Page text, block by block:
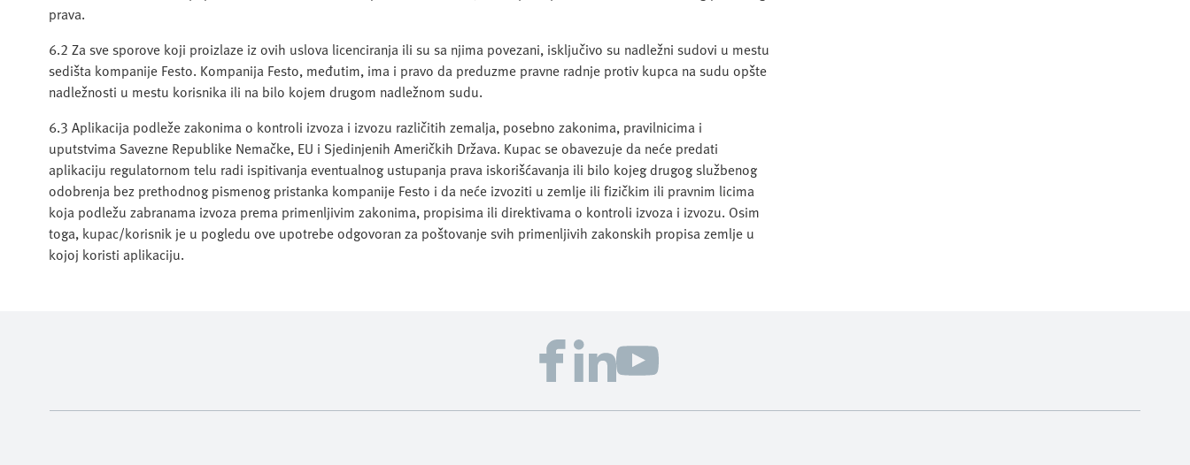
prava.
6.2 Za sve sporove koji proizlaze iz ovih uslova licenciranja ili su sa njima povezani, isključivo su nadležni sudovi u mestu
sedišta kompanije Festo. Kompanija Festo, međutim, ima i pravo da preduzme pravne radnje protiv kupca na sudu opšte
nadležnosti u mestu korisnika ili na bilo kojem drugom nadležnom sudu.
6.3 Aplikacija podleže zakonima o kontroli izvoza i izvozu različitih zemalja, posebno zakonima, pravilnicima i
uputstvima Savezne Republike Nemačke, EU i Sjedinjenih Američkih Država. Kupac se obavezuje da neće predati
aplikaciju regulatornom telu radi ispitivanja eventualnog ustupanja prava iskorišćavanja ili bilo kojeg drugog službenog
odobrenja bez prethodnog pismenog pristanka kompanije Festo i da neće izvoziti u zemlje ili fizičkim ili pravnim licima
koja podležu zabranama izvoza prema primenljivim zakonima, propisima ili direktivama o kontroli izvoza i izvozu. Osim
toga, kupac/korisnik je u pogledu ove upotrebe odgovoran za poštovanje svih primenljivih zakonskih propisa zemlje u
kojoj koristi aplikaciju.